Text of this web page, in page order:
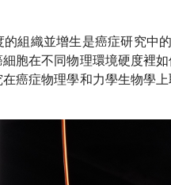
組織並增生是癌症研究
胞在不同物理環境硬度裡
癌症物理學和力學生物學